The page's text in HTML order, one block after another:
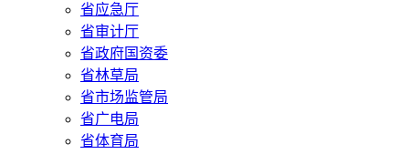
省应急厅
省审计厅
省政府国资委
省林草局
省市场监管局
省广电局
省体育局